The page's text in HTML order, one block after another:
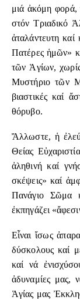
μιά ἀκόμη φορά,
στόν Τριαδικό
ἀταλάντευτη
Πατέρες ἡμῶν»
τῶν Ἁγίων,
Μυστήριο τῶν
βιαστικές καί
θόρυβο.
Ἄλλωστε, ἡ
Θείας
ἀληθινή καί
σκέψεις» καί
Πανάγιο Σῶμα
ἐκπηγάζει
Εἶναι ἴσως
δύσκολους καί
καί νά
ἀδυναμίες μας,
Ἁγίας μας